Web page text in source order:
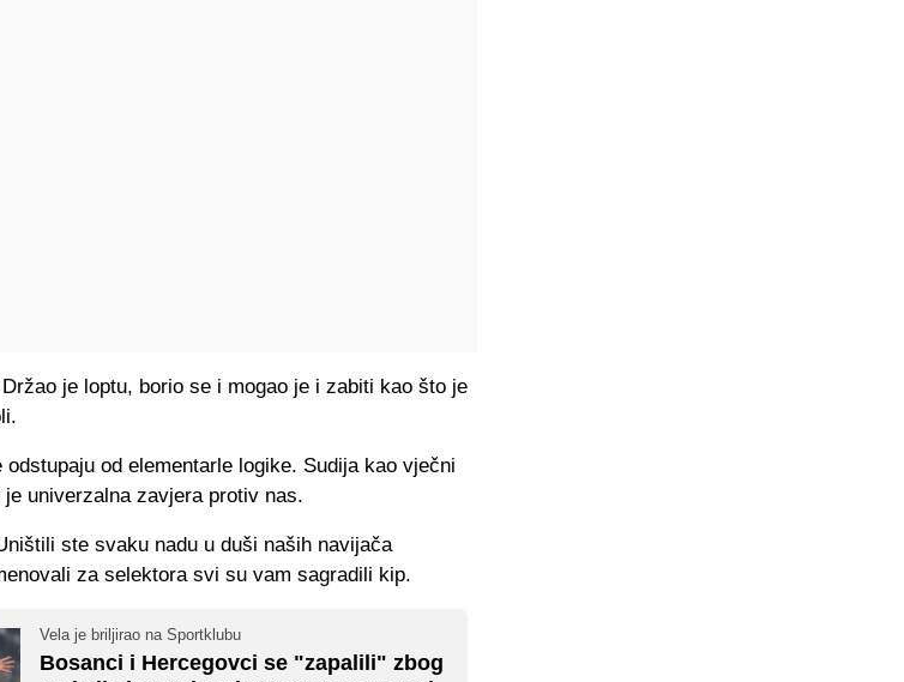
je loptu, borio se i mogao je i zabiti kao što je
odstupaju od elementarle logike. Sudija kao vječni
univerzalna zavjera protiv nas.
ste svaku nadu u duši naših navijača
za selektora svi su vam sagradili kip.
Vela je briljirao na Sportklubu
Bosanci i Hercegovci se "zapalili" zbog